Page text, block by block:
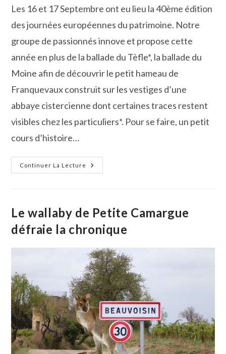
publication :
Les 16 et 17 Septembre ont eu lieu la 40ème édition
des journées européennes du patrimoine. Notre
groupe de passionnés innove et propose cette
année en plus de la ballade du Tèfle*, la ballade du
Moine afin de découvrir le petit hameau de
Franquevaux construit sur les vestiges d’une
abbaye cistercienne dont certaines traces restent
visibles chez les particuliers*. Pour se faire, un petit
cours d’histoire…
Continuer La Lecture
Le
Hameau
Avec
La
Du
Moine
Le wallaby de Petite Camargue
défraie la chronique